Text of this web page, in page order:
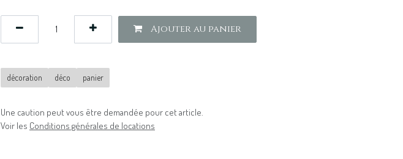
Ajouter au panier
décoration déco panier
Une caution peut vous être demandée pour cet article.
Voir les Conditions générales de locations